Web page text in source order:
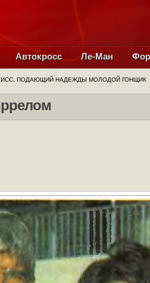
Автокросс Ле-Ман
ПОДАЮЩИЙ НАДЕЖДЫ МОЛОДОЙ ГОНЩИК